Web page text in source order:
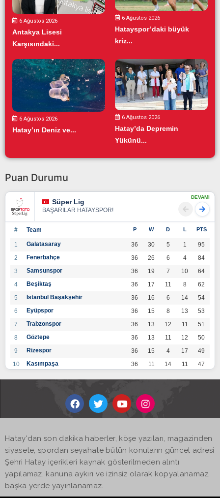
6 Ağustos 2026
Antakya Lisesi
Karşısındaki...
6 Ağustos 2026
Hatayspor’daki büyük
kriz...
6 Ağustos 2026
Hatay’ın Deniz ve...
6 Ağustos 2026
Hatay’da Depremin
Yükünü...
Puan Durumu
Süper Lig
BAŞARILAR HATAYSPOR!
DEVAMI
# Team P W D L PTS
1 Galatasaray 36 30 5 1
95
2
Fenerbahçe 36 26 6 4
84
3
Samsunspor 36 19 7 10
64
4
Beşiktaş 36 17 11 8
62
5
İstanbul Başakşehir 36 16 6 14
54
6
Eyüpspor 36 15 8 13
53
7
Trabzonspor 36 13 12 11
51
8
Göztepe 36 13 11 12
50
9
Rizespor 36 15 4 17
49
10
Kasımpaşa 36 11 14 11
47
36 12
14
Kayserispor 36 11 12 13
45
17
Hatayspor 36
19
Adana Demirspor
Hatay'dan son dakika haberler, köşe yazıları, magazinden
siyasete, spordan seyahate bütün konuların güncel adresi
Şehri Hatay içerikleri kaynak gösterilmeden alıntı
yapılamaz, kanuna aykırı ve izinsiz olarak kopyalanamaz,
başka yerde yayınlanamaz.